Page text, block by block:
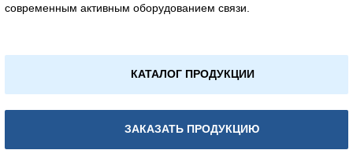
современным активным оборудованием связи.
КАТАЛОГ ПРОДУКЦИИ
ЗАКАЗАТЬ ПРОДУКЦИЮ